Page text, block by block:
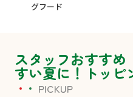
グフード
スタッフおすす
すい夏に！トッピ
PICKUP